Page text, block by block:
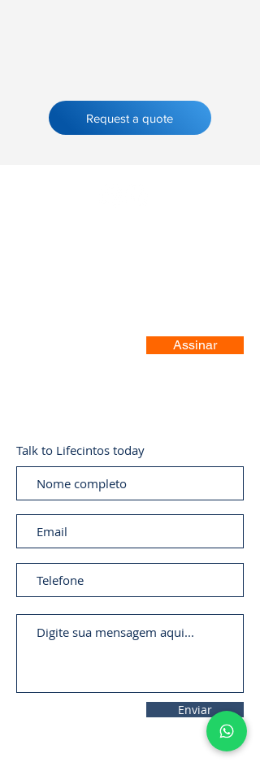
Request a quote
Assinar
Talk to Lifecintos today
Enviar